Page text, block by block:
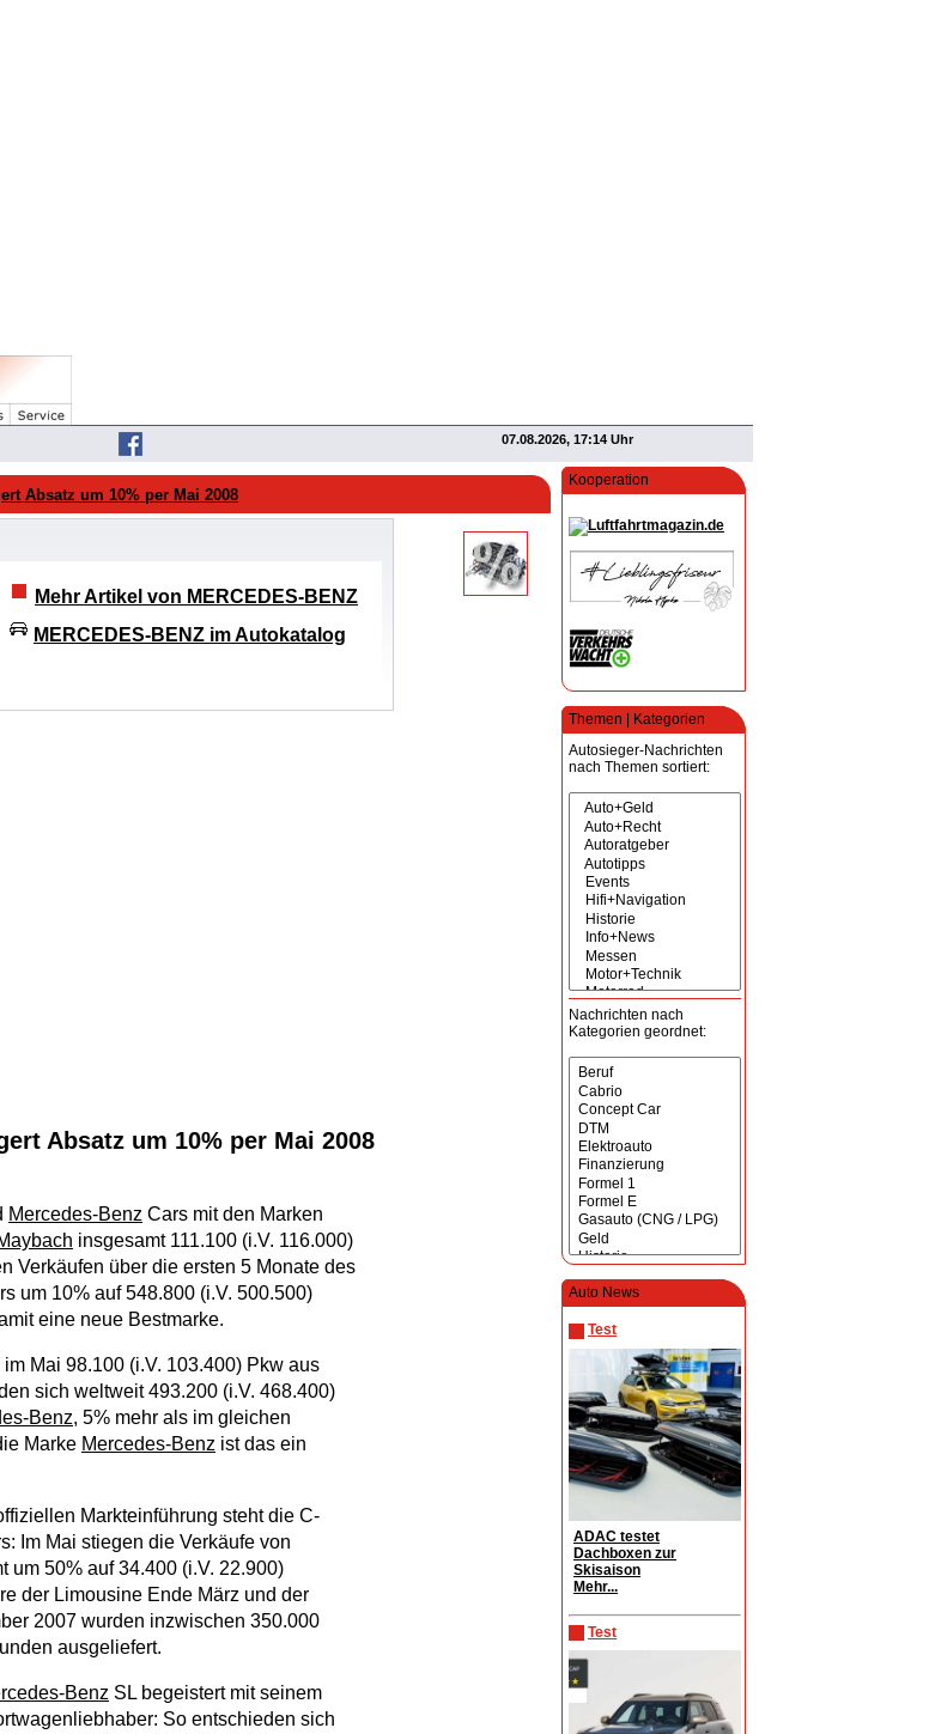
07.08.2026, 17:14 Uhr
Kooperation
Themen | Kategorien
Autosieger-Nachrichten
nach Themen sortiert:
Nachrichten nach
Kategorien geordnet:
Auto News
Test
ADAC testet
Dachboxen zur
Skisaison
Mehr...
Test
Absatz um 10% per Mai 2008
Mehr Artikel von MERCEDES-BENZ
MERCEDES-BENZ im Autokatalog
Absatz um 10% per Mai 2008
Mercedes-Benz Cars mit den Marken
insgesamt 111.100 (i.V. 116.000)
Verkäufen über die ersten 5 Monate des
um 10% auf 548.800 (i.V. 500.500)
eine neue Bestmarke.
im Mai 98.100 (i.V. 103.400) Pkw aus
sich weltweit 493.200 (i.V. 468.400)
Benz, 5% mehr als im gleichen
Marke Mercedes-Benz ist das ein
Markteinführung steht die C-
Im Mai stiegen die Verkäufe von
um 50% auf 34.400 (i.V. 22.900)
der Limousine Ende März und der
2007 wurden inzwischen 350.000
ausgeliefert.
Benz SL begeistert mit seinem
So entschieden sich